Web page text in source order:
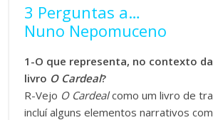
3 Perguntas a…
Nuno Nepomuceno
1-O que representa, no contexto
livro O Cardeal?
R-Vejo O Cardealcomo um livro de
incluí alguns elementos narrativos